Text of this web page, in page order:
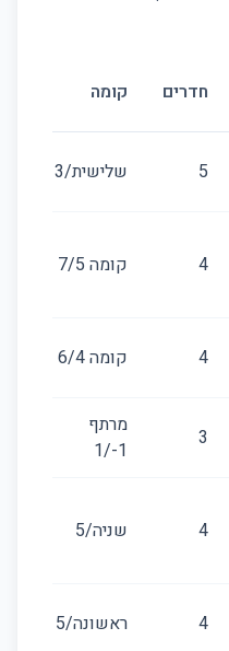
חדרים קומה
5 שלישית/3
4 קומה ‎5‏/7
4 קומה ‎4‏/6
3
מרתף
‎-1‏/1
4 שניה/5
4 ראשונה/5